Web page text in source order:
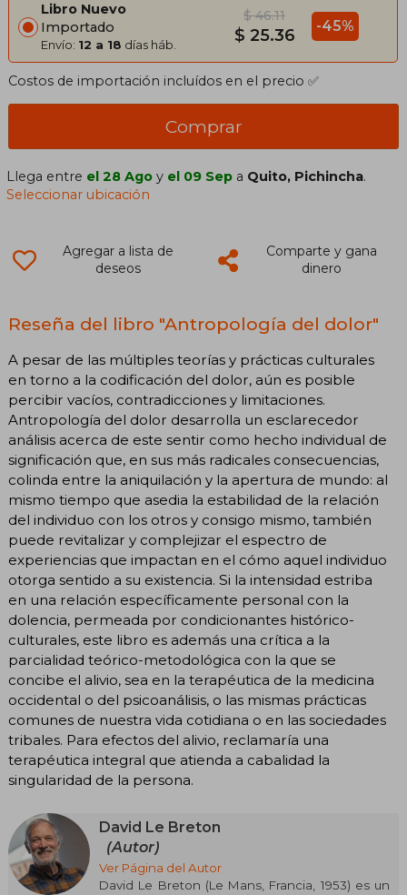
Libro Nuevo
Importado
Envío: 12 a 18 días háb.
$ 46.11
$ 25.36 -45%
Costos de importación incluídos en el precio ✅
Comprar
Llega entre el 28 Ago y el 09 Sep a Quito, Pichincha.
Seleccionar ubicación
Agregar a lista de
deseos
Comparte y gana
dinero
Reseña del libro "Antropología del dolor"
A pesar de las múltiples teorías y prácticas culturales
en torno a la codificación del dolor, aún es posible
percibir vacíos, contradicciones y limitaciones.
Antropología del dolor desarrolla un esclarecedor
análisis acerca de este sentir como hecho individual de
significación que, en sus más radicales consecuencias,
colinda entre la aniquilación y la apertura de mundo: al
mismo tiempo que asedia la estabilidad de la relación
del individuo con los otros y consigo mismo, también
puede revitalizar y complejizar el espectro de
experiencias que impactan en el cómo aquel individuo
otorga sentido a su existencia. Si la intensidad estriba
en una relación específicamente personal con la
dolencia, permeada por condicionantes histórico-
culturales, este libro es además una crítica a la
parcialidad teórico-metodológica con la que se
concibe el alivio, sea en la terapéutica de la medicina
occidental o del psicoanálisis, o las mismas prácticas
comunes de nuestra vida cotidiana o en las sociedades
tribales. Para efectos del alivio, reclamaría una
terapéutica integral que atienda a cabalidad la
singularidad de la persona.
David Le Breton
(Autor)
Ver Página del Autor
David Le Breton (Le Mans, Francia, 1953) es un